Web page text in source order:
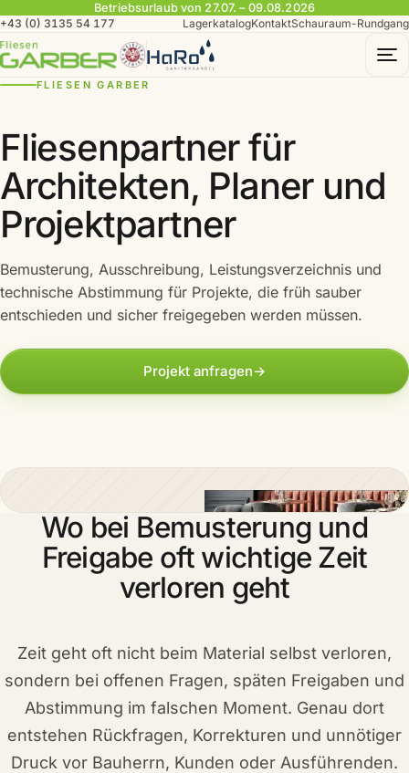
Betriebsurlaub von 27.07. – 09.08.2026
+43 (0) 3135 54 177
LagerkatalogKontaktSchauraum-Rundgang
FLIESEN GARBER
Fliesenpartner für
Architekten, Planer und
Projektpartner
Bemusterung, Ausschreibung, Leistungsverzeichnis und
technische Abstimmung für Projekte, die früh sauber
entschieden und sicher freigegeben werden müssen.
Projekt anfragen→
Wo bei Bemusterung und
Freigabe oft wichtige Zeit
verloren geht
Zeit geht oft nicht beim Material selbst verloren,
sondern bei offenen Fragen, späten Freigaben und
Abstimmung im falschen Moment. Genau dort
entstehen Rückfragen, Korrekturen und unnötiger
Druck vor Bauherrn, Kunden oder Ausführenden.